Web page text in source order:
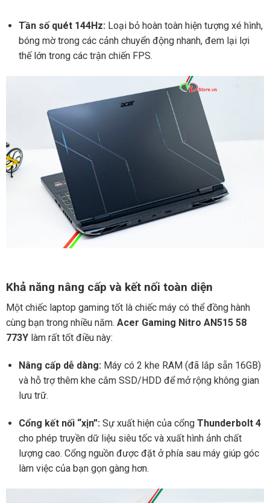
Tần số quét 144Hz:Loại bỏ hoàn toàn hiện tượng xé hình,
bóng mờ trong các cảnh chuyển động nhanh, đem lại lợi
thế lớn trong các trận chiến FPS.
Khả năng nâng cấp và kết nối toàn diện
Một chiếc laptop gaming tốt là chiếc máy có thể đồng hành
cùng bạn trong nhiều năm. Acer Gaming Nitro AN515 58
773Ylàm rất tốt điều này:
Nâng cấp dễ dàng:Máy có 2 khe RAM (đã lắp sẵn 16GB)
và hỗ trợ thêm khe cắm SSD/HDD để mở rộng không gian
lưu trữ.
Cổng kết nối “xịn”: Sự xuất hiện của cổng Thunderbolt 4
cho phép truyền dữ liệu siêu tốc và xuất hình ảnh chất
lượng cao. Cổng nguồn được đặt ở phía sau máy giúp góc
làm việc của bạn gọn gàng hơn.